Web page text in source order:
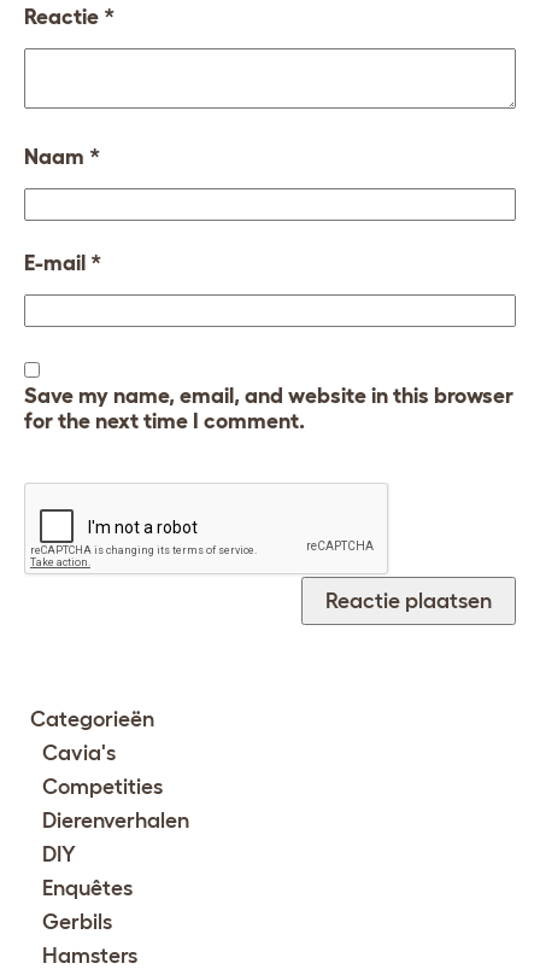
Reactie *
Naam *
E-mail *
Save my name, email, and website in this browser
for the next time I comment.
Categorieën
Cavia's
Competities
Dierenverhalen
DIY
Enquêtes
Gerbils
Hamsters